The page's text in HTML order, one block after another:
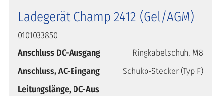
Ladegerät Champ 2412 (Gel/AGM)
0101033850
Anschluss DC-Ausgang
Ringkabelschuh, M8
Anschluss, AC-Eingang
Schuko-Stecker (Typ F)
Leitungslänge, DC-Aus